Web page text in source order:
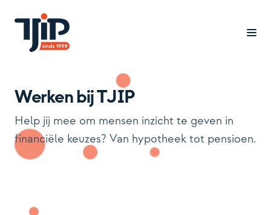
Branches
Cases
Oplossingen
Werken bij TJIP
Help jij mee om mensen inzicht te geven in
financiële keuzes? Van hypotheek tot pensioen.